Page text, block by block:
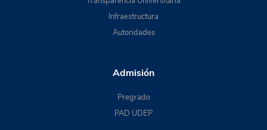
Infraestructura
Autoridades
Admisión
Pregrado
PAD UDEP